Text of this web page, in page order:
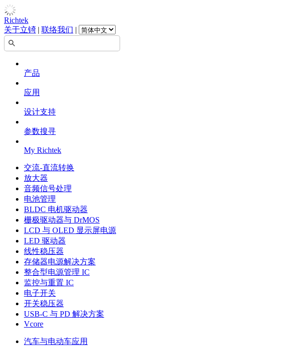
Richtek
关于立锜 | 联络我们 |
产品
应用
设计支持
参数搜寻
My Richtek
交流-直流转换
放大器
音频信号处理
电池管理
BLDC 电机驱动器
栅极驱动器与 DrMOS
LCD 与 OLED 显示屏电源
LED 驱动器
线性稳压器
存储器电源解决方案
整合型电源管理 IC
监控与重置 IC
电子开关
开关稳压器
USB-C 与 PD 解决方案
Vcore
汽车与电动车应用